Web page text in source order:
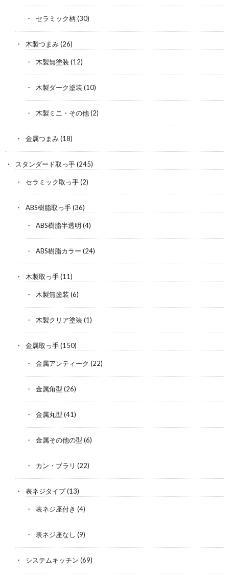
セラミック柄 (30)
木製つまみ(26)
木製無塗装 (12)
木製ダーク塗装 (10)
木製ミニ・その他(2)
金属つまみ(18)
スタンダード取っ手(245)
セラミック取っ手(2)
ABS樹脂取っ手(36)
ABS樹脂半透明 (4)
ABS樹脂カラー (24)
木製取っ手(11)
木製無塗装 (6)
木製クリア塗装 (1)
金属取っ手(150)
金属アンティーク (22)
金属角型 (26)
金属丸型 (41)
金属その他の型 (6)
カン・ブラリ (22)
表ネジタイプ(13)
表ネジ座付き (4)
表ネジ座なし (9)
システムキッチン (69)